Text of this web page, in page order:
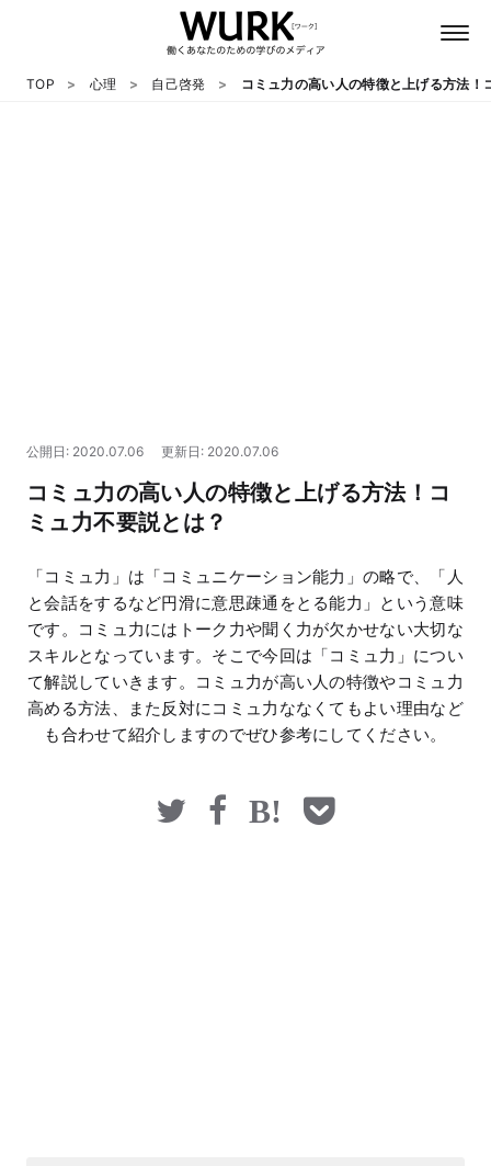
マネー
TOP 心理 自己啓発 コミュ力の高い人の特徴と上げる方法！
公開日: 2020.07.06 更新日: 2020.07.06
コミュ力の高い人の特徴と上げる方法！コ
ミュ力不要説とは？
「コミュ力」は「コミュニケーション能力」の略で、「人
と会話をするなど円滑に意思疎通をとる能力」という意味
です。コミュ力にはトーク力や聞く力が欠かせない大切な
スキルとなっています。そこで今回は「コミュ力」につい
て解説していきます。コミュ力が高い人の特徴やコミュ力
高める方法、また反対にコミュ力ななくてもよい理由など
も合わせて紹介しますのでぜひ参考にしてください。